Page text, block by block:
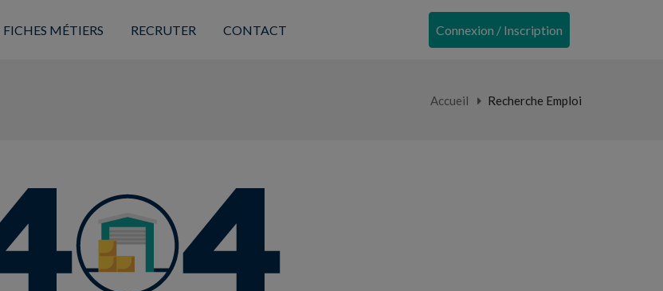
FICHES MÉTIERS RECRUTER CONTACT Connexion / Inscription
Accueil Recherche Emploi